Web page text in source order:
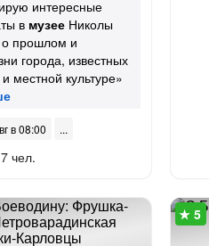
интересные
в музее Николы
о прошлом и
города, известных
местной культуре»
в 08:00
чел.